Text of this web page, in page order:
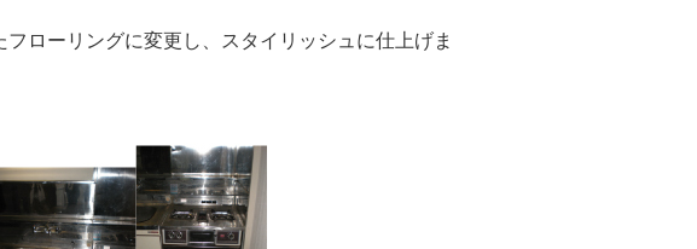
ローリングに変更し、スタイリッシュに仕上げま